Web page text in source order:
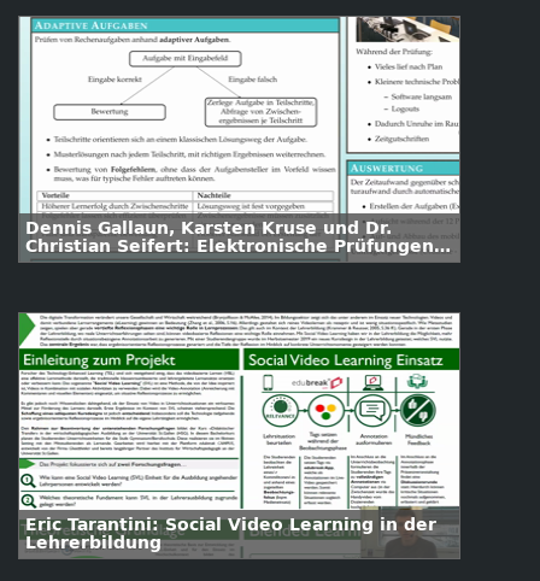
Dennis Gallaun, Karsten Kruse und Dr.
Christian Seifert: Elektronische Prüfungen
in Mathematik - Ein Beispiel
Eric Tarantini: Social Video Learning in der
Lehrerbildung